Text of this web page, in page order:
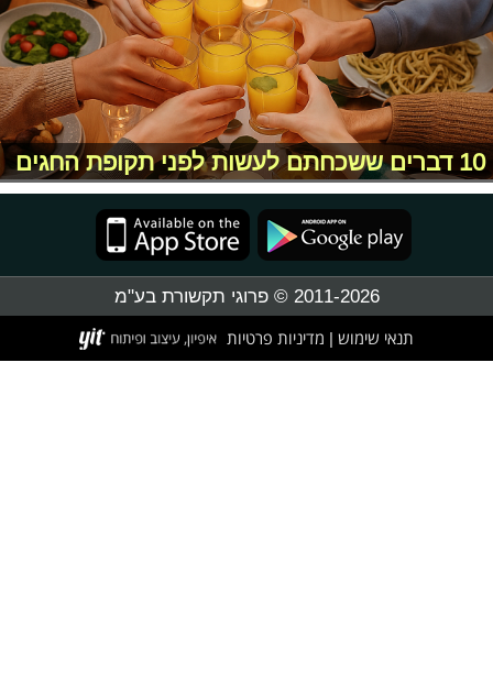
10 דברים ששכחתם לעשות לפני תקופת החגים
2011-2026 © פרוגי תקשורת בע"מ
תנאי שימוש מדיניות פרטיות